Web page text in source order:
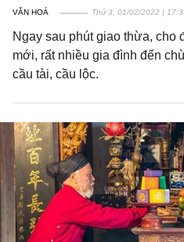
VĂN HOÁ Thứ 3, 01/02/2022 |
Ngay sau phút giao thừa, cho
mới, rất nhiều gia đình đến
cầu tài, cầu lộc.